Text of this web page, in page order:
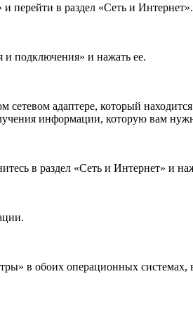
в раздел «Сеть и Интернет».
и подключения» и нажать ее.
адаптере, который
информации, которую вам
в раздел «Сеть и Интернет» и
в обоих операционных